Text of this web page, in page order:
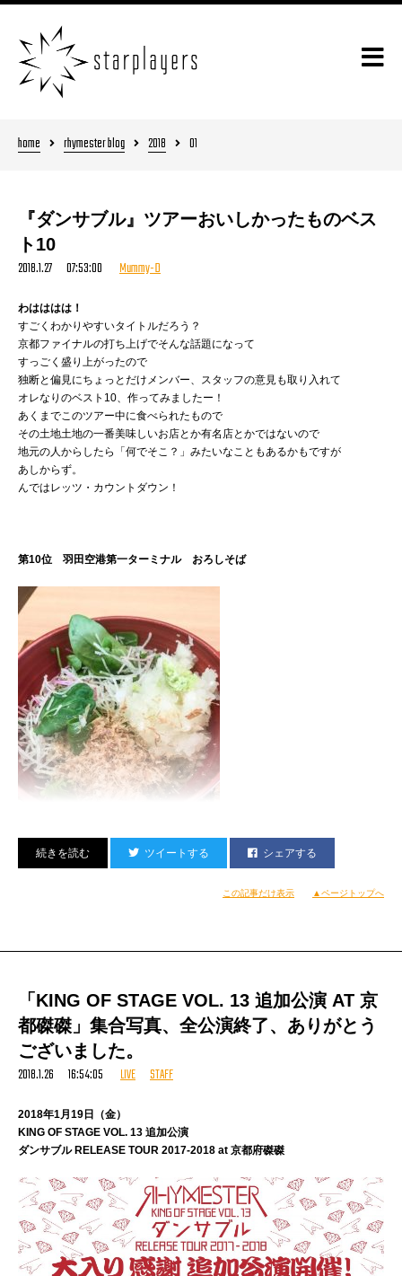
home rhymester blog 2018 01
『ダンサブル』ツアーおいしかったものベス
ト10
2018.1.27 07:53:00 Mummy-D
わはははは！
すごくわかりやすいタイトルだろう？
京都ファイナルの打ち上げでそんな話題になって
すっごく盛り上がったので
独断と偏見にちょっとだけメンバー、スタッフの意見も取り入れて
オレなりのベスト10、作ってみましたー！
あくまでこのツアー中に食べられたもので
その土地土地の一番美味しいお店とか有名店とかではないので
地元の人からしたら「何でそこ？」みたいなこともあるかもですが
あしからず。
んではレッツ・カウントダウン！
第10位 羽田空港第一ターミナル おろしそば
搭乗口まで来ちゃってどうしようも選択肢なくなって
期待せず入った、まあ、いわゆる航空会社がやってるような
よくあるスナックコーナー的なお蕎麦屋さんだったんだけど
おろしそば頼んで啜ってみると
写真見ても分かると思うけど
瑞々しい冷たいお蕎麦、よく冷水で締められててシャコシャコ！
これそれなりの場所でそれなりの器で出されてたら
うっかり¥1,300とか出しても文句言わないやつだよマジで！
まあ、オレ普段糖質制限してるので
たまに食べるお蕎麦には甘いってのもあるんですけど
これにはほんとびっくりしたわー。
ツイートする シェアする
この記事だけ表示 ▲ページトップへ
「KING OF STAGE VOL. 13 追加公演 AT 京
都磔磔」集合写真、全公演終了、ありがとう
ございました。
2018.1.26 16:54:05 LIVE STAFF
2018年1月19日（金）
KING OF STAGE VOL. 13 追加公演
ダンサブル RELEASE TOUR 2017-2018 at 京都府磔磔